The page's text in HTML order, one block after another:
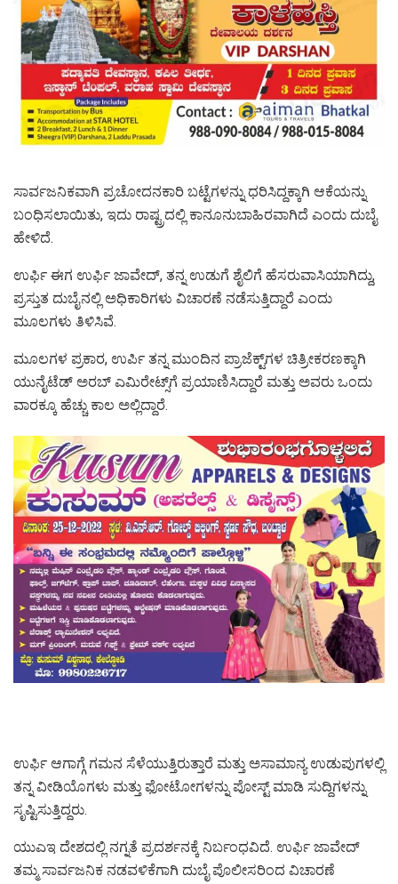
ಸಾರ್ವಜನಿಕವಾಗಿ ಪ್ರಚೋದನಕಾರಿ ಬಟ್ಟೆಗಳನ್ನು ಧರಿಸಿದ್ದಕ್ಕಾಗಿ ಆಕೆಯನ್ನು
ಬಂಧಿಸಲಾಯಿತು, ಇದು ರಾಷ್ಟ್ರದಲ್ಲಿ ಕಾನೂನುಬಾಹಿರವಾಗಿದೆ ಎಂದು ದುಬೈ
ಹೇಳಿದೆ.
ಉರ್ಫಿ ಈಗ ಉರ್ಫಿ ಜಾವೇದ್, ತನ್ನ ಉಡುಗೆ ಶೈಲಿಗೆ ಹೆಸರುವಾಸಿಯಾಗಿದ್ದು,
ಪ್ರಸ್ತುತ ದುಬೈನಲ್ಲಿ ಅಧಿಕಾರಿಗಳು ವಿಚಾರಣೆ ನಡೆಸುತ್ತಿದ್ದಾರೆ ಎಂದು
ಮೂಲಗಳು ತಿಳಿಸಿವೆ.
ಮೂಲಗಳ ಪ್ರಕಾರ, ಉರ್ಪಿ ತನ್ನ ಮುಂದಿನ ಪ್ರಾಜೆಕ್ಟ್‌ಗಳ ಚಿತ್ರೀಕರಣಕ್ಕಾಗಿ
ಯುನೈಟೆಡ್ ಅರಬ್ ಎಮಿರೇಟ್ಸ್‌ಗೆ ಪ್ರಯಾಣಿಸಿದ್ದಾರೆ ಮತ್ತು ಅವರು ಒಂದು
ವಾರಕ್ಕೂ ಹೆಚ್ಚು ಕಾಲ ಅಲ್ಲಿದ್ದಾರೆ.
ಉರ್ಫಿ ಆಗಾಗ್ಗೆ ಗಮನ ಸೆಳೆಯುತ್ತಿರುತ್ತಾರೆ ಮತ್ತು ಅಸಾಮಾನ್ಯ ಉಡುಪುಗಳಲ್ಲಿ
ತನ್ನ ವೀಡಿಯೊಗಳು ಮತ್ತು ಫೋಟೋಗಳನ್ನು ಪೋಸ್ಟ್ ಮಾಡಿ ಸುದ್ದಿಗಳನ್ನು
ಸೃಷ್ಟಿಸುತ್ತಿದ್ದರು.
ಯುಎಇ ದೇಶದಲ್ಲಿ ನಗ್ನತೆ ಪ್ರದರ್ಶನಕ್ಕೆ ನಿರ್ಬಂಧವಿದೆ. ಉರ್ಫಿ ಜಾವೇದ್‌
ತಮ್ಮ ಸಾರ್ವಜನಿಕ ನಡವಳಿಕೆಗಾಗಿ ದುಬೈ ಪೊಲೀಸರಿಂದ ವಿಚಾರಣೆ